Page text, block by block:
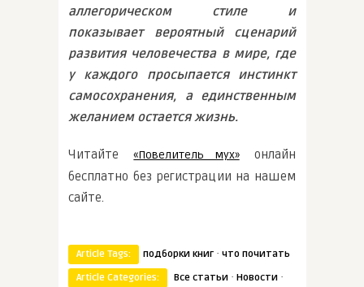
аллегорическом стиле и
показывает вероятный сценарий
развития человечества в мире, где
у каждого просыпается инстинкт
самосохранения, а единственным
желанием остается жизнь.
Читайте «Повелитель мух»
онлайн
бесплатно без регистрации на нашем
сайте.
Article Tags: подборки книг · что почитать
Article Categories:
Все статьи · Новости ·